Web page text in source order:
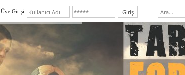
Üye Girişi